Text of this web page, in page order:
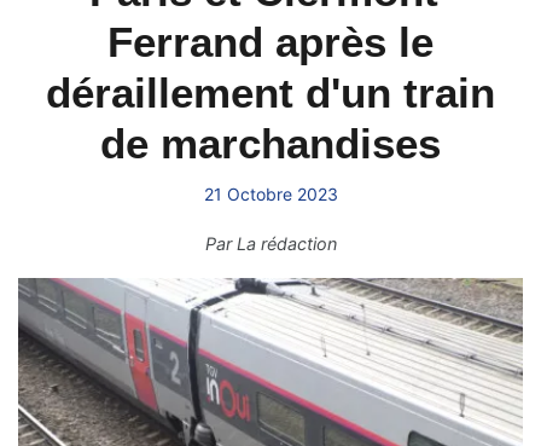
Ferrand après le
déraillement d'un train
de marchandises
21 Octobre 2023
ParLa rédaction